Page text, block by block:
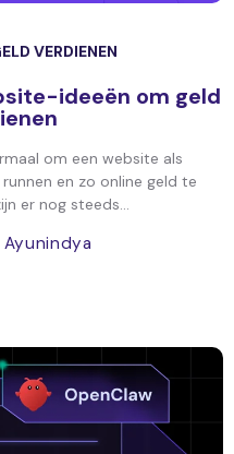
VERDIENEN
ideeën om geld
om een website als
en zo online geld te
er nog steeds...
Ayunindya